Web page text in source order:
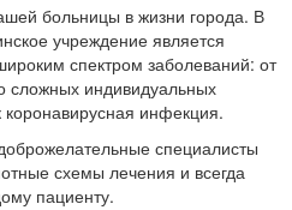
больницы в жизни города. В
учреждение является
спектром заболеваний: от
сложных индивидуальных
коронавирусная инфекция.
специалисты
схемы лечения и всегда
пациенту.